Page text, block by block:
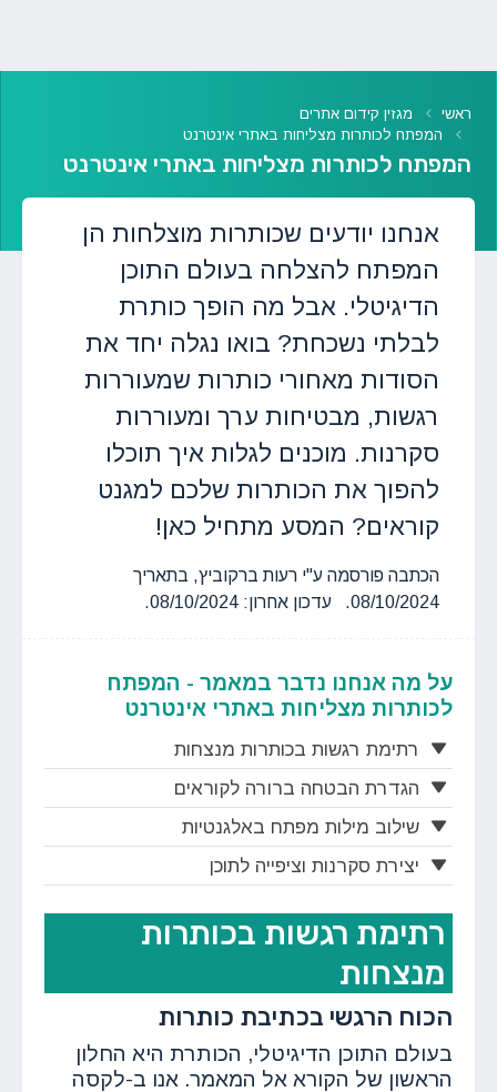
ראשי
מגזין קידום אתרים
המפתח לכותרות מצליחות באתרי אינטרנט
המפתח לכותרות מצליחות באתרי אינטרנט
אנחנו יודעים שכותרות מוצלחות הן
המפתח להצלחה בעולם התוכן
הדיגיטלי. אבל מה הופך כותרת
לבלתי נשכחת? בואו נגלה יחד את
הסודות מאחורי כותרות שמעוררות
רגשות, מבטיחות ערך ומעוררות
סקרנות. מוכנים לגלות איך תוכלו
להפוך את הכותרות שלכם למגנט
קוראים? המסע מתחיל כאן!
הכתבה פורסמה ע"י רעות ברקוביץ, בתאריך
08/10/2024. עדכון אחרון: 08/10/2024.
על מה אנחנו נדבר במאמר - המפתח
לכותרות מצליחות באתרי אינטרנט
רתימת רגשות בכותרות מנצחות
הגדרת הבטחה ברורה לקוראים
שילוב מילות מפתח באלגנטיות
יצירת סקרנות וציפייה לתוכן
רתימת רגשות בכותרות
מנצחות
הכוח הרגשי בכתיבת כותרות
בעולם התוכן הדיגיטלי, הכותרת היא החלון
הראשון של הקורא אל המאמר. אנו ב-לקסה